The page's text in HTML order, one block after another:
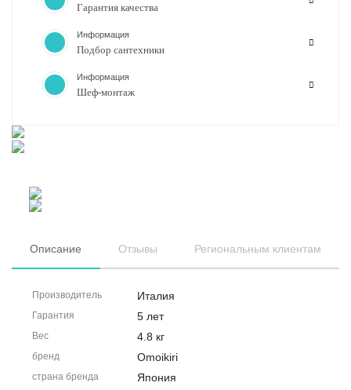
Гарантия качества
Информация
Подбор сантехники
Информация
Шеф-монтаж
Описание Отзывы Региональным клиентам
Производитель Италия
Гарантия 5 лет
Вес 4.8 кг
бренд Omoikiri
страна бренда Япония